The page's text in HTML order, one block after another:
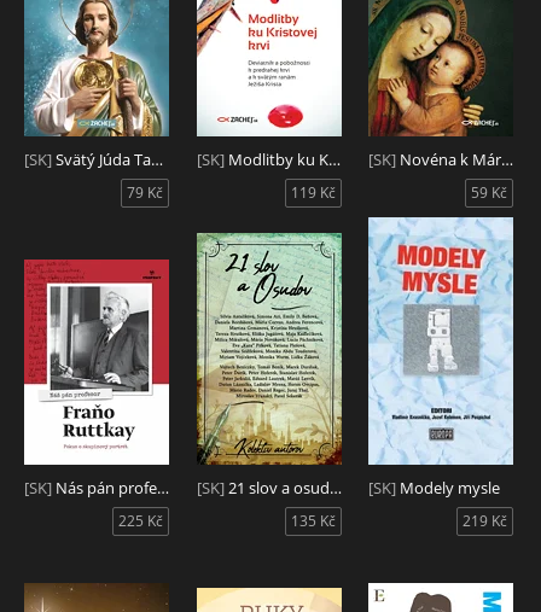
[SK]Svätý Júda Tadeáš - veľký pomocník v ťažkých chvíľach
79 Kč
[SK]Modlitby ku Kristovej krvi
119 Kč
[SK] Novéna k Márii, Matke dobrej rady
59 Kč
[SK] Nás pán profesor Fraňo Ruttkay
225 Kč
[SK]21 slov a osudov
135 Kč
[SK] Modely mysle
219 Kč